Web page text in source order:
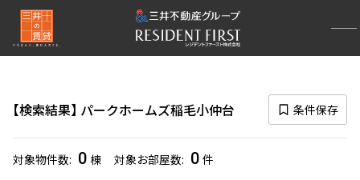
検索結果 パークホームズ稲毛小仲台 条件保存
対象物件数 0 棟 対象お部屋数 0 件
再検索ナビゲーション
賃料
〜